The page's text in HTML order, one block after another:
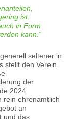
ist.
in Form
kann.“
seltener in
stellt den Verein
der
2024
rein ehrenamtlich
an
und das